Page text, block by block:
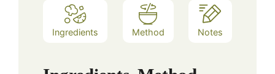
Ingredients Method Notes